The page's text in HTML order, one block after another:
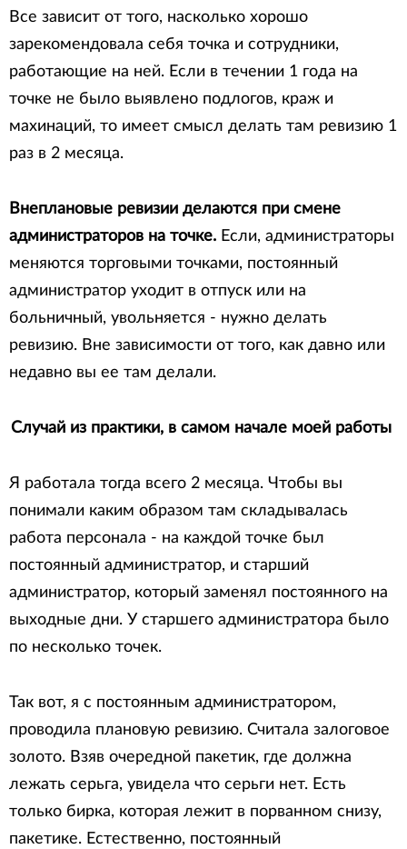
Все зависит от того, насколько хорошо
зарекомендовала себя точка и сотрудники,
работающие на ней. Если в течении 1 года на
точке не было выявлено подлогов, краж и
махинаций, то имеет смысл делать там ревизию 1
раз в 2 месяца.
Внеплановые ревизии делаются при смене
администраторов на точке. Если, администраторы
меняются торговыми точками, постоянный
администратор уходит в отпуск или на
больничный, увольняется - нужно делать
ревизию. Вне зависимости от того, как давно или
недавно вы ее там делали.
Cлучай из практики, в самом начале моей работы
Я работала тогда всего 2 месяца. Чтобы вы
понимали каким образом там складывалась
работа персонала - на каждой точке был
постоянный администратор, и старший
администратор, который заменял постоянного на
выходные дни. У старшего администратора было
по несколько точек.
Так вот, я с постоянным администратором,
проводила плановую ревизию. Считала залоговое
золото. Взяв очередной пакетик, где должна
лежать серьга, увидела что серьги нет. Есть
только бирка, которая лежит в порванном снизу,
пакетике. Естественно, постоянный